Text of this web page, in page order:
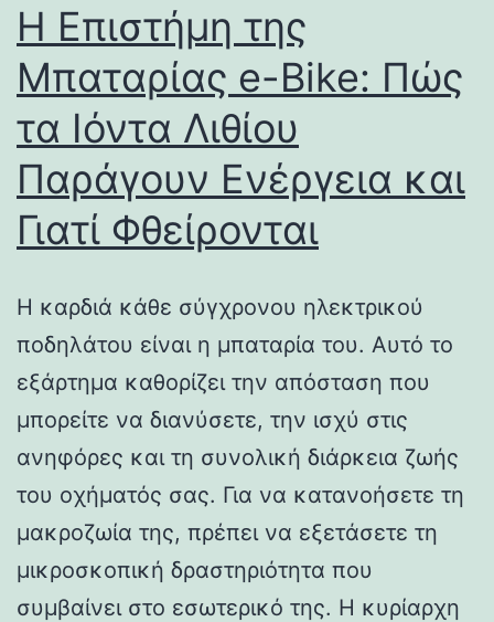
Η Επιστήμη της
Μπαταρίας e-Bike: Πώς
τα Ιόντα Λιθίου
Παράγουν Ενέργεια και
Γιατί Φθείρονται
Η καρδιά κάθε σύγχρονου ηλεκτρικού
ποδηλάτου είναι η μπαταρία του. Αυτό το
εξάρτημα καθορίζει την απόσταση που
μπορείτε να διανύσετε, την ισχύ στις
ανηφόρες και τη συνολική διάρκεια ζωής
του οχήματός σας. Για να κατανοήσετε τη
μακροζωία της, πρέπει να εξετάσετε τη
μικροσκοπική δραστηριότητα που
συμβαίνει στο εσωτερικό της. Η κυρίαρχη